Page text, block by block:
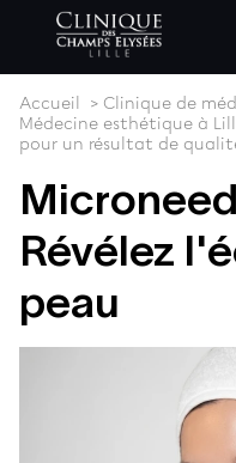
Accueil
Clinique de
Médecine esthétique à
pour un résultat de
Révélez
peau